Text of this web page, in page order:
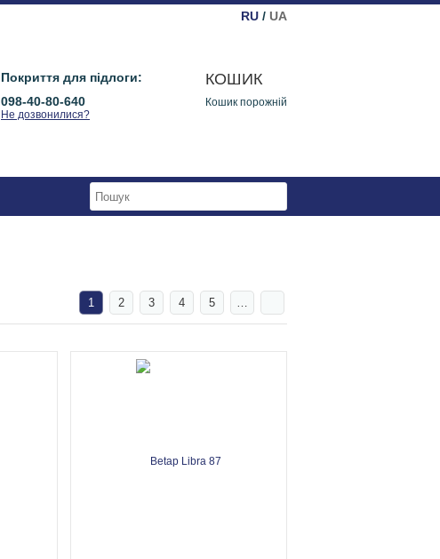
RU / UA
Покриття для підлоги:
098-40-80-640
Не дозвонилися?
КОШИК
Кошик порожній
1 2 3 4 5